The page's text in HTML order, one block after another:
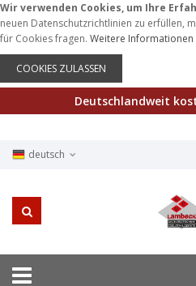
Wir verwenden Cookies, um Ihre
neuen Datenschutzrichtlinien zu erfüllen,
für Cookies fragen. Weitere Informationen
COOKIES ZULASSEN
Deutschlandweit
deutsch